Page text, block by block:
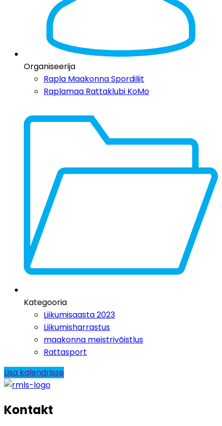
Organiseerija
Rapla Maakonna Spordiliit
Raplamaa Rattaklubi KoMo
Kategooria
Liikumisaasta 2023
Liikumisharrastus
maakonna meistrivõistlus
Rattasport
Lisa kalendrisse
Kontakt